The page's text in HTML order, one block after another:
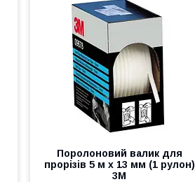
Поролоновий валик для
прорізів 5 м х 13 мм (1 рулон)
3М